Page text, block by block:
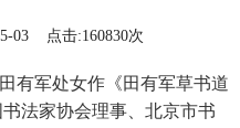
03 点击:160830次
有军处女作《田有军草书道
法家协会理事、北京市书